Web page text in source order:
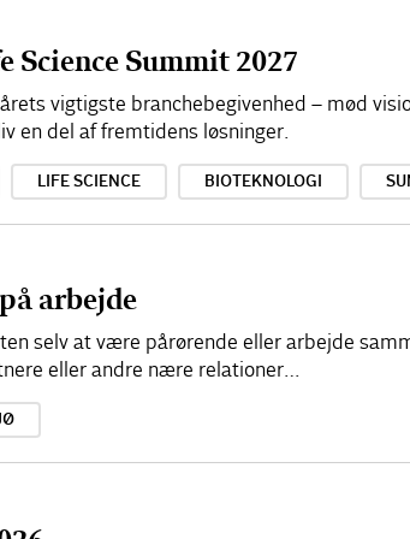
Science Summit 2027
vigtigste branchebegivenhed – mød
en del af fremtidens løsninger.
LIFE SCIENCE BIOTEKNOLOGI
arbejde
selv at være pårørende eller arbejde
eller andre nære relationer…